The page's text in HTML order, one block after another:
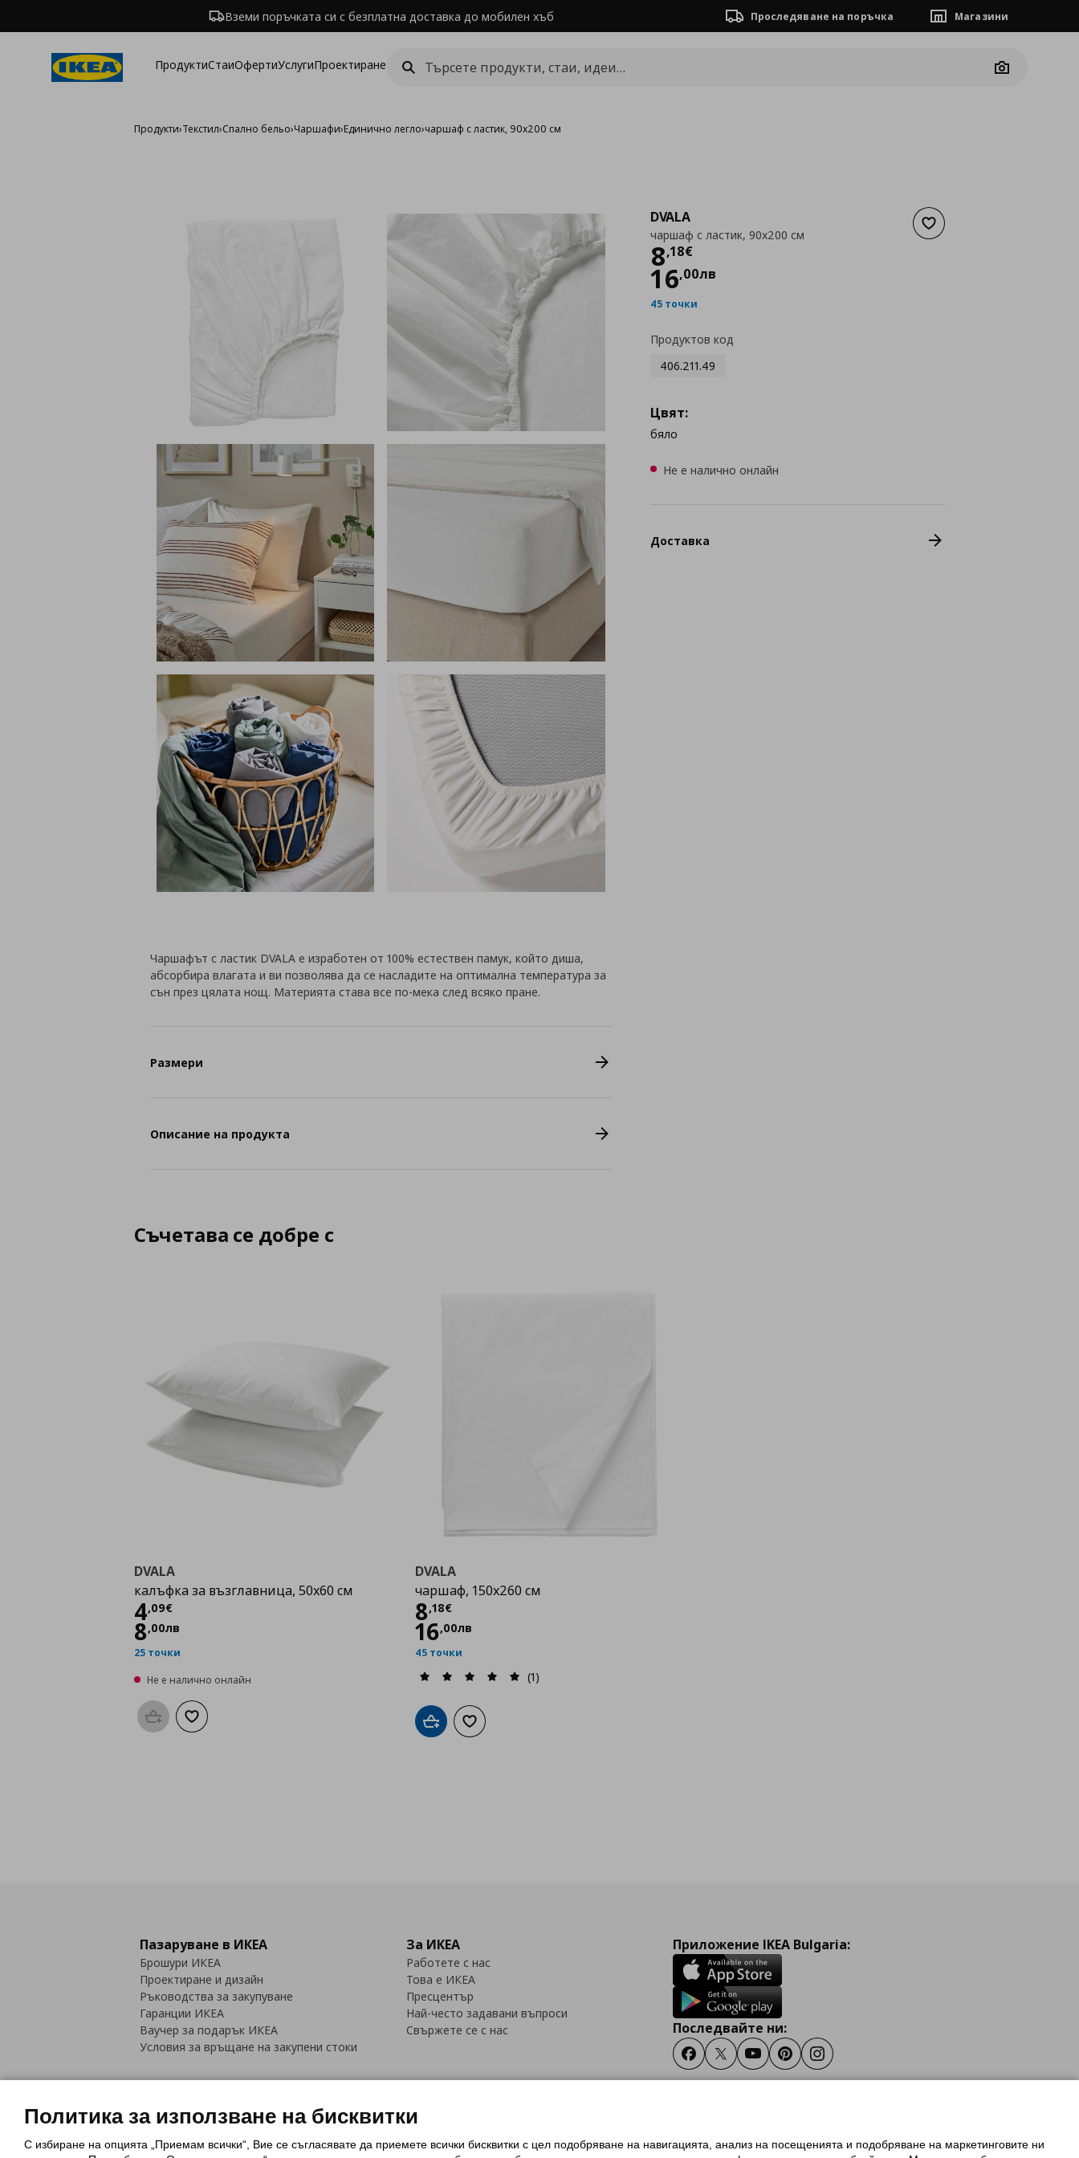
Вземи поръчката си с безплатна доставка до мобилен хъб Проследяване на поръчка Магазини
ПродуктиСтаиОфертиУслугиПроектиране
Camera
Продукти›Текстил›Спално бельо›Чаршафи›Единично легло›чаршаф с ластик, 90x200 см
Добави към списъка с
DVALA
чаршаф с ластик, 90x200 см
8,18€
Цена
16,00лв
45 точки
Продуктов код
406.211.49
Цвят:
бяло
Не е налично онлайн
Доставка
Чаршафът с ластик DVALA е изработен от 100% естествен памук, който диша,
абсорбира влагата и ви позволява да се насладите на оптимална температура за
сън през цялата нощ. Материята става все по-мека след всяко пране.
Размери
Описание на продукта
Съчетава се добре с
DVALA
калъфка за възглавница, 50x60 см
4,09€
Цена
8,00лв
25 точки
Не е налично онлайн
Προσθήκη στο καλάθι
Добави към списъка с любими
DVALA
чаршаф, 150x260 см
8,18€
Цена
16,00лв
45 точки
(1)
Добави в кошницата
Добави към списъка с любими
Пазаруване в ИКЕА
Брошури ИКЕА
Проектиране и дизайн
Ръководства за закупуване
Гаранции ИКЕА
Ваучер за подарък ИКЕА
Условия за връщане на закупени стоки
За ИКЕА
Работете с нас
Това е ИКЕА
Пресцентър
Най-често задавани въпроси
Свържете се с нас
Приложение IKEA Bulgaria:
Последвайте ни:
FacebookTwitterYoutubePinterestInstagram
Политика за използване на бисквитки (Cookies)Избор на настройки за използване на бисквиткиУсловия за ползване на ikea.bg
Политика за използване на бисквитки
С избиране на опцията „Приемам всички“, Вие се съгласявате да приемете всички бисквитки с цел подобряване на навигацията, анализ на посещенията и подобряване на маркетинговите ни